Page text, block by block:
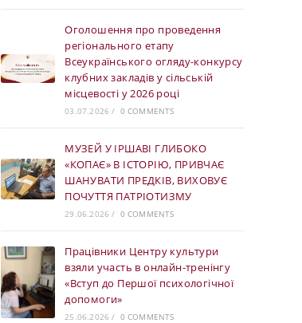
Оголошення про проведення
регіонального етапу
Всеукраїнського огляду-конкурсу
клубних закладів у сільській
місцевості у 2026 році
03.07.2026 / 0 COMMENTS
МУЗЕЙ У ІРШАВІ ГЛИБОКО
«КОПАЄ» В ІСТОРІЮ, ПРИВЧАЄ
ШАНУВАТИ ПРЕДКІВ, ВИХОВУЄ
ПОЧУТТЯ ПАТРІОТИЗМУ
29.06.2026 / 0 COMMENTS
Працівники Центру культури
взяли участь в онлайн-тренінгу
«Вступ до Першої психологічної
допомоги»
25.06.2026 / 0 COMMENTS